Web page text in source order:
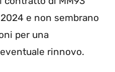
e non sembrano
per una
rinnovo.